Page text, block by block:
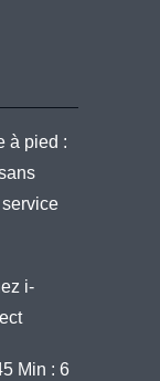
à pied :
i-
Min : 6